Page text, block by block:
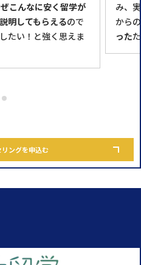
こんなに安く留学が
明してもらえるので
たい！と強く思えま
み、
から
った
ングを申込む